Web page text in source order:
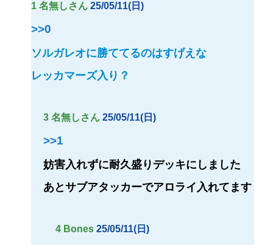
1 名無しさん 25/05/11(日)
>>0
ソルガレオに勝ててるのはすげえな
レッカマーズ入り？
3 名無しさん 25/05/11(日)
>>1
妨害入れずに耐久盛りデッキにしました
あとサブアタッカーでアロライ入れてます
4 Bones 25/05/11(日)